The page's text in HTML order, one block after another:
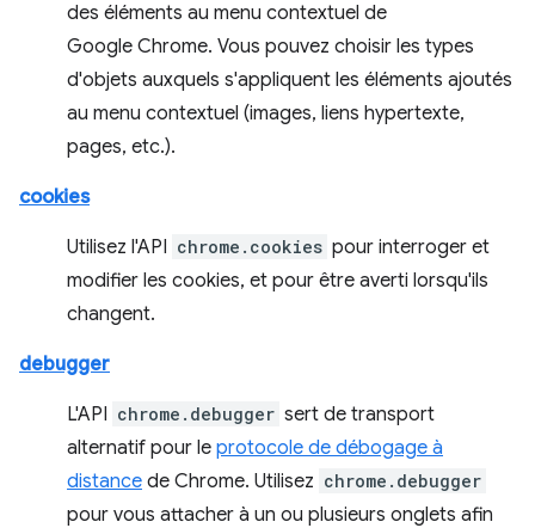
des éléments au menu contextuel de
Google Chrome. Vous pouvez choisir les types
d'objets auxquels s'appliquent les éléments ajoutés
au menu contextuel (images, liens hypertexte,
pages, etc.).
cookies
Utilisez l'API chrome.cookies pour interroger et
modifier les cookies, et pour être averti lorsqu'ils
changent.
debugger
L'API chrome.debugger sert de transport
alternatif pour le protocole de débogage à
distance de Chrome. Utilisez chrome.debugger
pour vous attacher à un ou plusieurs onglets afin